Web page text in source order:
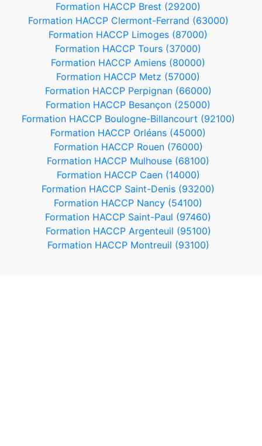
Formation HACCP Brest (29200)
Formation HACCP Clermont-Ferrand (63000)
Formation HACCP Limoges (87000)
Formation HACCP Tours (37000)
Formation HACCP Amiens (80000)
Formation HACCP Metz (57000)
Formation HACCP Perpignan (66000)
Formation HACCP Besançon (25000)
Formation HACCP Boulogne-Billancourt (92100)
Formation HACCP Orléans (45000)
Formation HACCP Rouen (76000)
Formation HACCP Mulhouse (68100)
Formation HACCP Caen (14000)
Formation HACCP Saint-Denis (93200)
Formation HACCP Nancy (54100)
Formation HACCP Saint-Paul (97460)
Formation HACCP Argenteuil (95100)
Formation HACCP Montreuil (93100)